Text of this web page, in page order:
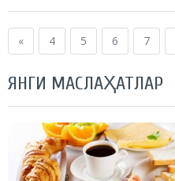
« 4 5 6 7
ЯНГИ МАСЛАҲАТЛАР